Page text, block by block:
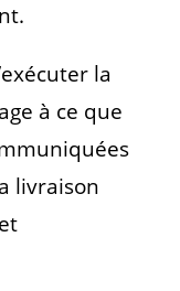
la
à ce que
livraison